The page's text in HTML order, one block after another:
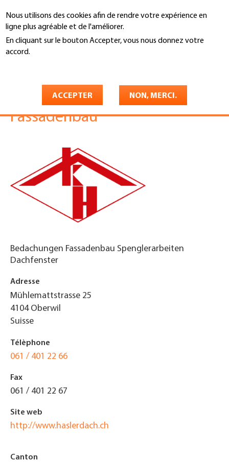
Nous utilisons des cookies afin de rendre votre expérience en
ligne plus agréable et de l'améliorer.
En cliquant sur le bouton Accepter, vous nous donnez votre
accord.
ACCEPTER NON, MERCI.
au
contenu
principal
Recherche
You
Bedachungen und
Fassadenbau
Bedachungen Fassadenbau Spenglerarbeiten
Dachfenster
Adresse
Mühlemattstrasse 25
4104 Oberwil
Suisse
Télèphone
061 / 401 22 66
Fax
061 / 401 22 67
Site web
http://www.haslerdach.ch
Canton